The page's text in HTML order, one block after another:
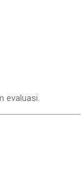
evaluasi.